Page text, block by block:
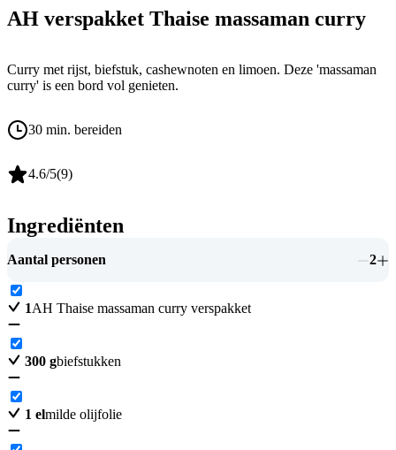
AH verspakket Thaise massaman curry
Curry met rijst, biefstuk, cashewnoten en limoen. Deze 'massaman
curry' is een bord vol genieten.
30 min. bereiden
4.6/5(9)
Ingrediënten
Aantal personen 2
1AH Thaise massaman curry verspakket
300 gbiefstukken
1 elmilde olijfolie